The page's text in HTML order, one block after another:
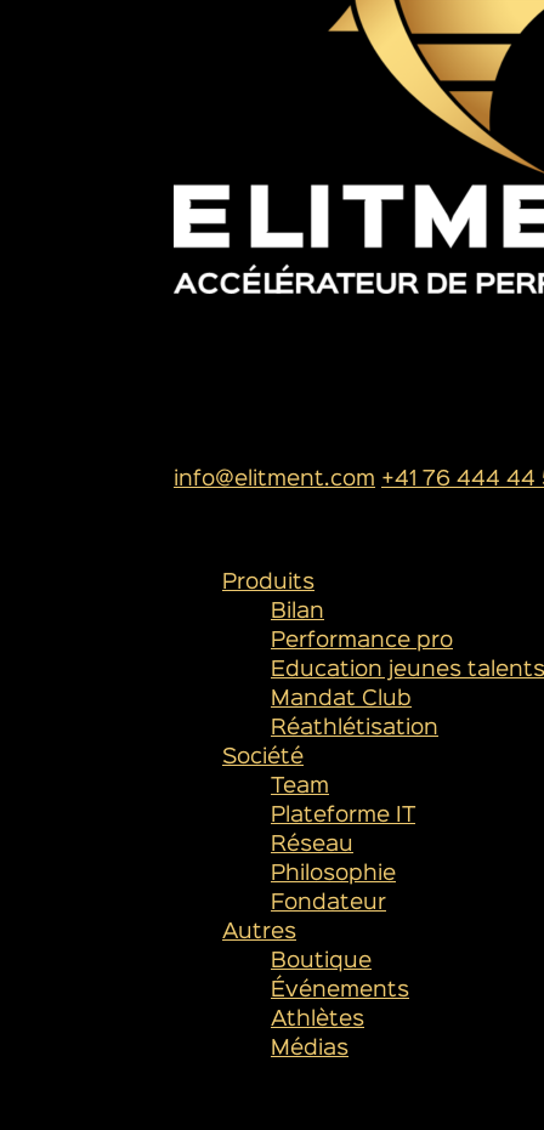
info@elitment.com +41 76 444 44
Produits
Bilan
Performance pro
Education jeunes talents
Mandat Club
Réathlétisation
Société
Team
Plateforme IT
Réseau
Philosophie
Fondateur
Autres
Boutique
Événements
Athlètes
Médias